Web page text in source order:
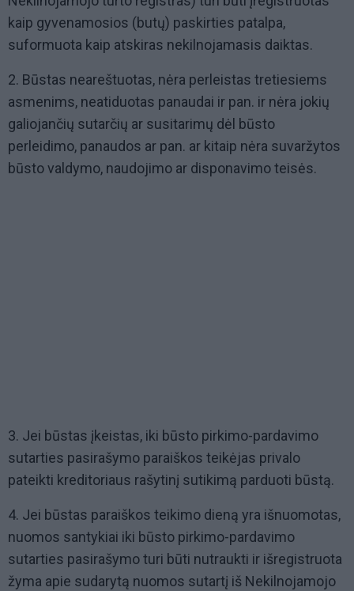
kaip gyvenamosios (butų) paskirties patalpa,
suformuota kaip atskiras nekilnojamasis daiktas.
2. Būstas neareštuotas, nėra perleistas tretiesiems
asmenims, neatiduotas panaudai ir pan. ir nėra jokių
galiojančių sutarčių ar susitarimų dėl būsto
perleidimo, panaudos ar pan. ar kitaip nėra suvaržytos
būsto valdymo, naudojimo ar disponavimo teisės.
3. Jei būstas įkeistas, iki būsto pirkimo-pardavimo
sutarties pasirašymo paraiškos teikėjas privalo
pateikti kreditoriaus rašytinį sutikimą parduoti būstą.
4. Jei būstas paraiškos teikimo dieną yra išnuomotas,
nuomos santykiai iki būsto pirkimo-pardavimo
sutarties pasirašymo turi būti nutraukti ir išregistruota
žyma apie sudarytą nuomos sutartį iš Nekilnojamojo